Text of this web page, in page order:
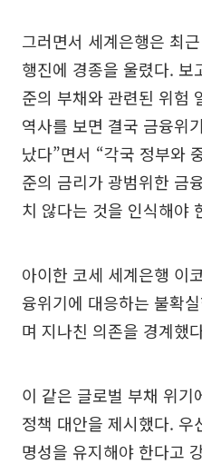
그러면서 세계은행은 최
행진에 경종을 울렸다. 보
준의 부채와 관련된 위험
역사를 보면 결국 금융위
났다”면서 “각국 정부와
준의 금리가 광범위한 금
치 않다는 것을 인식해야
아이한 코세 세계은행 이
융위기에 대응하는 불확
며 지나친 의존을 경계했
이 같은 글로벌 부채 위기
정책 대안을 제시했다.
명성을 유지해야 한다고